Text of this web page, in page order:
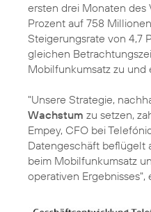
ersten drei Monaten des
Prozent auf 758
Steigerungsrate von 4,7
gleichen
Mobilfunkumsatz zu
"Unsere Strategie,
Wachstum zu setzen,
Empey, CFO bei
Datengeschäft beflügelt
beim Mobilfunkumsatz
operativen Ergebnisses",